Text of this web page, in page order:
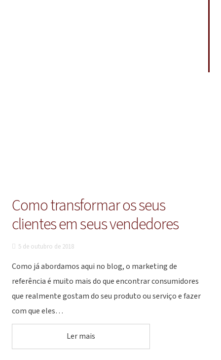
Como transformar os seus
clientes em seus vendedores
5 de outubro de 2018
Como já abordamos aqui no blog, o marketing de
referência é muito mais do que encontrar consumidores
que realmente gostam do seu produto ou serviço e fazer
com que eles…
Ler mais